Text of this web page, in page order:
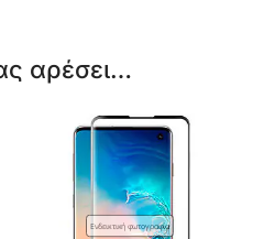
αρέσει…
Ενδεικτική φωτογραφία